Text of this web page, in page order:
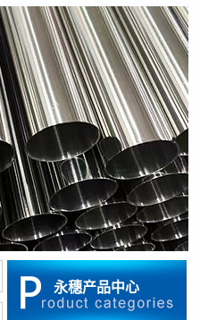
永穗产品中心